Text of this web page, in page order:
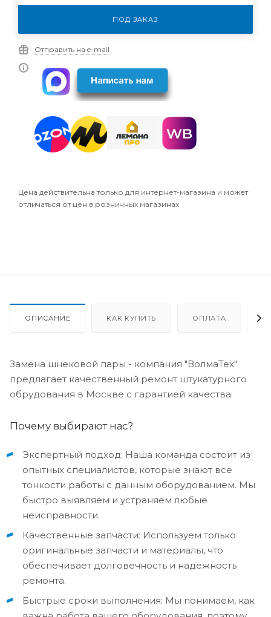
ПОД ЗАКАЗ
Отправить на e-mail
Цена действительна только для интернет-магазина и может
отличаться от цен в розничных магазинах
ОПИСАНИЕ КАК КУПИТЬ ОПЛАТА
Замена шнековой пары - компания "ВолмаТех"
предлагает качественный ремонт штукатурного
обрудования в Москве с гарантией качества.
Почему выбирают нас?
Экспертный подход: Наша команда состоит из
опытных специалистов, которые знают все
тонкости работы с данным оборудованием. Мы
быстро выявляем и устраняем любые
неисправности.
Качественные запчасти: Используем только
оригинальные запчасти и материалы, что
обеспечивает долговечность и надежность
ремонта.
Быстрые сроки выполнения: Мы понимаем, как